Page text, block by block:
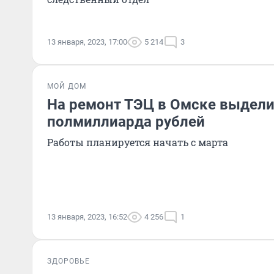
13 января, 2023, 17:00 5 214 3
МОЙ ДОМ
На ремонт ТЭЦ в Омске
полмиллиарда рублей
Работы планируется начать с марта
13 января, 2023, 16:52 4 256 1
ЗДОРОВЬЕ